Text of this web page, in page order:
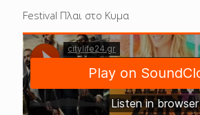
Festival Πλαι στο Κυμα